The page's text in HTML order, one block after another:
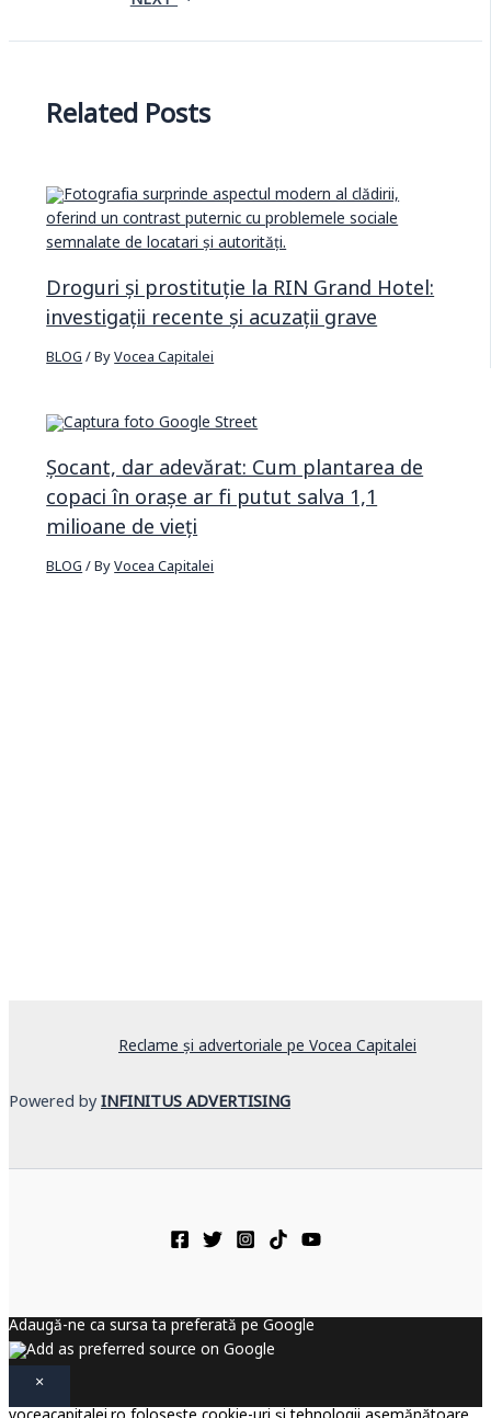
Related Posts
Droguri și prostituție la RIN Grand Hotel:
investigații recente și acuzații grave
BLOG/ ByVocea Capitalei
Șocant, dar adevărat: Cum plantarea de
copaci în orașe ar fi putut salva 1,1
milioane de vieți
BLOG/ ByVocea Capitalei
Reclame și advertoriale pe Vocea Capitalei
Powered by INFINITUS ADVERTISING
Adaugă-ne ca sursa ta preferată pe Google
×